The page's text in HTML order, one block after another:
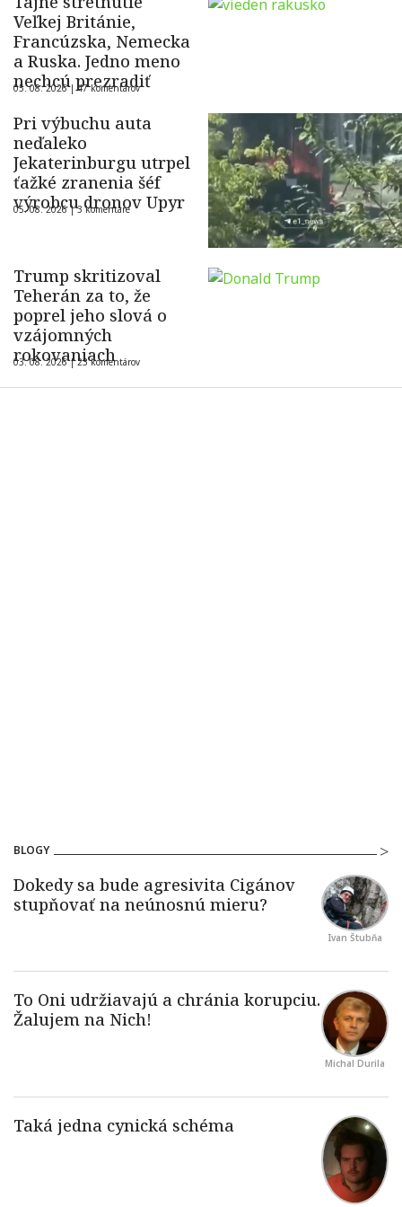
Veľkej Británie,
Francúzska, Nemecka
a Ruska. Jedno meno
nechcú prezradiť
05. 08. 2026 |47 komentárov
Pri výbuchu auta
neďaleko
Jekaterinburgu utrpel
ťažké zranenia šéf
výrobcu dronov Upyr
05. 08. 2026 |3 komentáre
Trump skritizoval
Teherán za to, že
poprel jeho slová o
vzájomných
rokovaniach
03. 08. 2026 |23 komentárov
BLOGY
Ivan Štubňa
Michal Durila